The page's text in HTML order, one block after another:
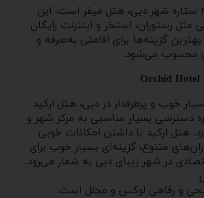
یکی دیگر از هتل‌های ۳ ستاره شهر دبی، هتل میفر است. این
مثل رستوران، استخر و اینترنت رایگان
گزینه‌ها برای اقامتی به‌صرفه و
محسوب می‌شود.
خوب و پرطرفدار در دبی، هتل ارکید
هتل ۳ ستاره دسترسی بسیار مناسبی به مرکز شهر و
هتل ارکید با داشتن امکانات خوبی
متنوع، گزینه‌ای بسیار خوب برای
در شهر زیبای دبی به شمار می‌رود.
و رفاهی لوکس و مجلل است.